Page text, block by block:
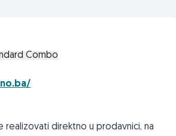
Combo
realizovati direktno u prodavnici, na